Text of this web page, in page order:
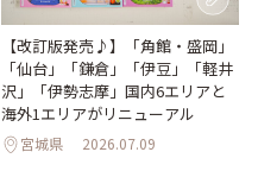
【改訂版発売♪】「角館・盛岡」
「仙台」「鎌倉」「伊豆」「軽井
沢」「伊勢志摩」国内6エリアと
海外1エリアがリニューアル
宮城県 2026.07.09